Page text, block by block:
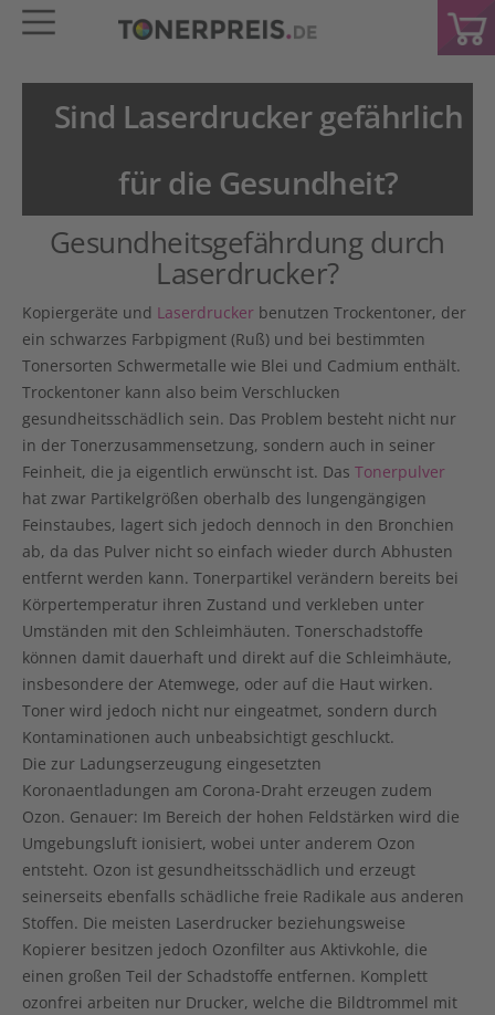
Sind Laserdrucker gefährlich
für die Gesundheit?
Gesundheitsgefährdung durch
Laserdrucker?
Kopiergeräte und Laserdrucker benutzen Trockentoner, der
ein schwarzes Farbpigment (Ruß) und bei bestimmten
Tonersorten Schwermetalle wie Blei und Cadmium enthält.
Trockentoner kann also beim Verschlucken
gesundheitsschädlich sein. Das Problem besteht nicht nur
in der Tonerzusammensetzung, sondern auch in seiner
Feinheit, die ja eigentlich erwünscht ist. Das Tonerpulver
hat zwar Partikelgrößen oberhalb des lungengängigen
Feinstaubes, lagert sich jedoch dennoch in den Bronchien
ab, da das Pulver nicht so einfach wieder durch Abhusten
entfernt werden kann. Tonerpartikel verändern bereits bei
Körpertemperatur ihren Zustand und verkleben unter
Umständen mit den Schleimhäuten. Tonerschadstoffe
können damit dauerhaft und direkt auf die Schleimhäute,
insbesondere der Atemwege, oder auf die Haut wirken.
Toner wird jedoch nicht nur eingeatmet, sondern durch
Kontaminationen auch unbeabsichtigt geschluckt.
Die zur Ladungserzeugung eingesetzten
Koronaentladungen am Corona-Draht erzeugen zudem
Ozon. Genauer: Im Bereich der hohen Feldstärken wird die
Umgebungsluft ionisiert, wobei unter anderem Ozon
entsteht. Ozon ist gesundheitsschädlich und erzeugt
seinerseits ebenfalls schädliche freie Radikale aus anderen
Stoffen. Die meisten Laserdrucker beziehungsweise
Kopierer besitzen jedoch Ozonfilter aus Aktivkohle, die
einen großen Teil der Schadstoffe entfernen. Komplett
ozonfrei arbeiten nur Drucker, welche die Bildtrommel mit